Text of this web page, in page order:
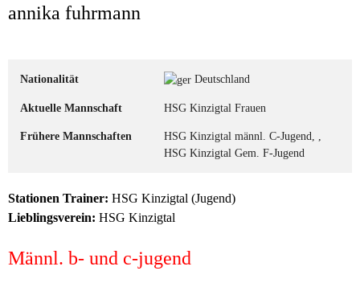
annika fuhrmann
Nationalität Deutschland
Aktuelle Mannschaft HSG Kinzigtal Frauen
Frühere Mannschaften
HSG Kinzigtal männl. C-Jugend, ,
HSG Kinzigtal Gem. F-Jugend
Stationen Trainer: HSG Kinzigtal (Jugend)
Lieblingsverein: HSG Kinzigtal
Männl. b- und c-jugend